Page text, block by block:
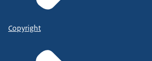
Copyright